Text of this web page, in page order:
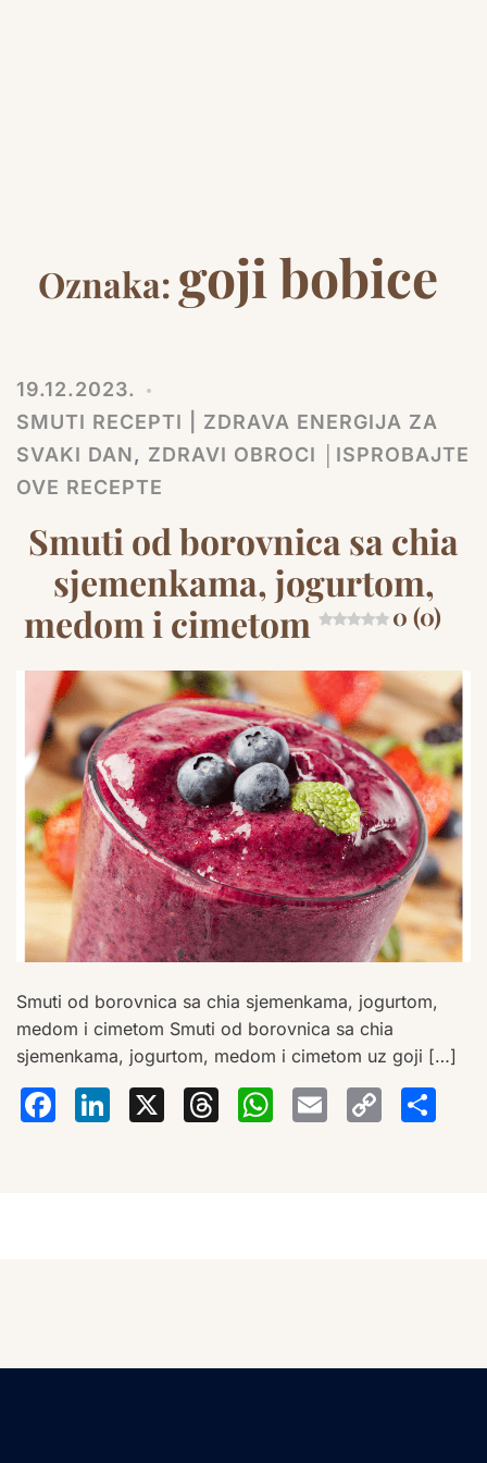
Oznaka: goji bobice
19.12.2023.
SMUTI RECEPTI | ZDRAVA ENERGIJA ZA
SVAKI DAN, ZDRAVI OBROCI │ISPROBAJTE
OVE RECEPTE
Smuti od borovnica sa chia
sjemenkama, jogurtom,
medom i cimetom
0 (0)
Smuti od borovnica sa chia sjemenkama, jogurtom,
medom i cimetom Smuti od borovnica sa chia
sjemenkama, jogurtom, medom i cimetom uz goji […]
Facebook
LinkedIn
X Threads
Email